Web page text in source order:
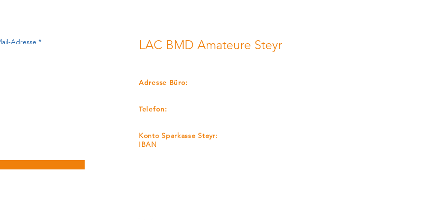
LAC BMD Amateure Steyr
Adresse Büro:
Telefon:
Konto Sparkasse Steyr:
IBAN